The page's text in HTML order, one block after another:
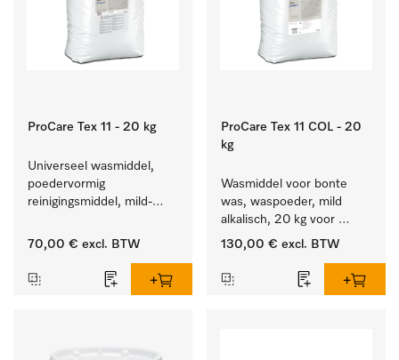
ProCare Tex 11 - 20 kg
Universeel wasmiddel,
poedervormig
reinigingsmiddel, mild-
reinigen van wit wasgoed
70,00 € excl. BTW
ProCare Tex 11 COL - 20
kg
Wasmiddel voor bonte
was, waspoeder, mild
alkalisch, 20 kg voor
behoud van kleur en
was.
130,00 € excl. BTW